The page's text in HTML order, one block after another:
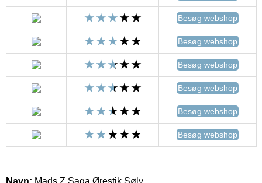
Besøg webshop
Besøg webshop
Besøg webshop
Besøg webshop
Besøg webshop
Besøg webshop
Navn: Mads.Z Saga Ørestik Sølv